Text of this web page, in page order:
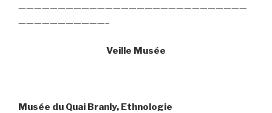
—————————————————————————————
———————————–
Veille Musée
Musée du Quai Branly, Ethnologie